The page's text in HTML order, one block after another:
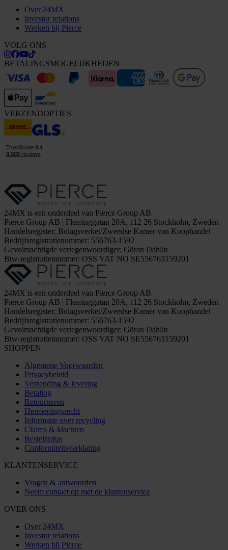
Over 24MX
Investor relations
Werken bij Pierce
VOLG ONS
BETALINGSMOGELIJKHEDEN
VERZENDOPTIES
24MX is een onderdeel van Pierce Group AB
Pierce Group AB | Fleminggatan 20A, 112 26 Stockholm, Zweden
Handelsregister: Bolagsverket/Zweedse Kamer van Koophandel
Bedrijfsregistratienummer: 556763-1592
Gevolmachtigde vertegenwoordiger: Göran Dahlin
Btw-registratienummer: OSS VAT NO SE556763159201
24MX is een onderdeel van Pierce Group AB
Pierce Group AB | Fleminggatan 20A, 112 26 Stockholm, Zweden
Handelsregister: Bolagsverket/Zweedse Kamer van Koophandel
Bedrijfsregistratienummer: 556763-1592
Gevolmachtigde vertegenwoordiger: Göran Dahlin
Btw-registratienummer: OSS VAT NO SE556763159201
SHOPPEN
Algemene Voorwaarden
Privacybeleid
Verzending & levering
Betaling
Retourneren
Herroepingsrecht
Informatie over recycling
Claims & klachten
Bestelstatus
Conformiteitsverklaring
KLANTENSERVICE
Vragen & antwoorden
Neem contact op met de klantenservice
OVER ONS
Over 24MX
Investor relations
Werken bij Pierce